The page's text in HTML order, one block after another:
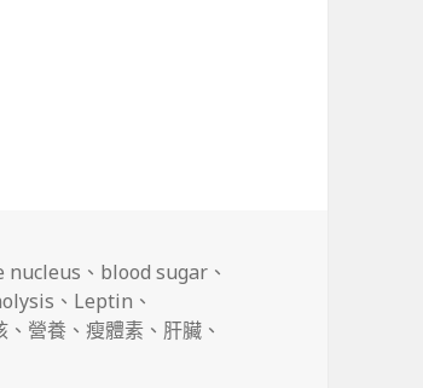
nucleus 、 blood sugar 、
、 Leptin 、
、 營養 、瘦體素 、 肝臟 、